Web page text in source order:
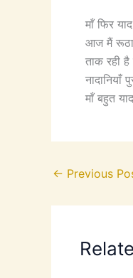
माँ फिर
आज मैं रूठा
ताक रही
नादानियाँ
माँ बहुत
← Previous